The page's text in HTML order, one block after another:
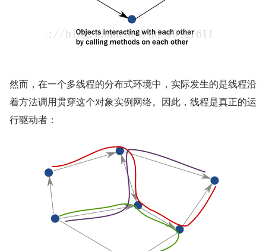
然而，在一个多线程的分布式环境中，实际发生的是线程沿
着方法调用贯穿这个对象实例网络。因此，线程是真正的运
行驱动者：